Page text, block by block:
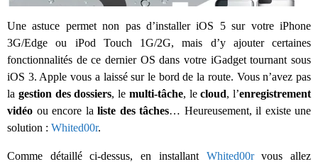
Une astuce permet non pas d’installer iOS 5 sur votre iPhone
3G/Edge ou iPod Touch 1G/2G, mais d’y ajouter certaines
fonctionnalités de ce dernier OS dans votre iGadget tournant sous
iOS 3. Apple vous a laissé sur le bord de la route. Vous n’avez pas
la gestion des dossiers, le multi-tâche, lecloud, l’enregistrement
vidéo ou encore la liste des tâches… Heureusement, il existe une
solution : Whited00r.
Comme détaillé ci-dessus, en installant Whited00rvous allez